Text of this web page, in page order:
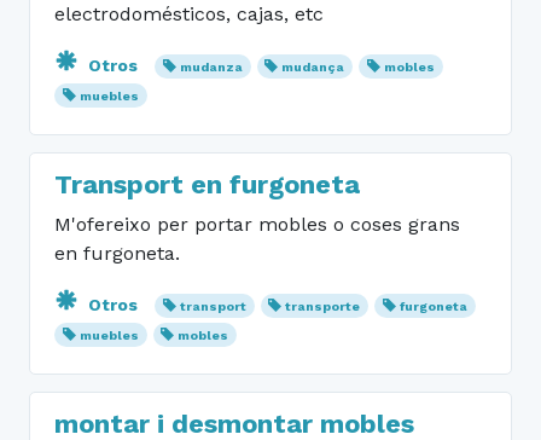
electrodomésticos, cajas, etc
Otros mudanza mudança
mobles
muebles
Transport en furgoneta
M'ofereixo per portar mobles o coses grans
en furgoneta.
Otros transport transporte
furgoneta
muebles
mobles
montar i desmontar mobles